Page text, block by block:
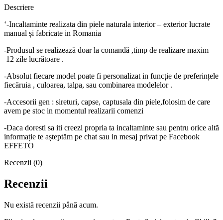
Descriere
‘-Incaltaminte realizata din piele naturala interior – exterior lucrate
manual și fabricate in Romania
-Produsul se realizează doar la comandă ,timp de realizare maxim
12 zile lucrătoare .
-Absolut fiecare model poate fi personalizat in funcție de preferințele
fiecăruia , culoarea, talpa, sau combinarea modelelor .
-Accesorii gen : sireturi, capse, captusala din piele,folosim de care
avem pe stoc in momentul realizarii comenzi
-Daca doresti sa iti creezi propria ta incaltaminte sau pentru orice altă
informație te așteptăm pe chat sau in mesaj privat pe Facebook
EFFETO
Recenzii (0)
Recenzii
Nu există recenzii până acum.